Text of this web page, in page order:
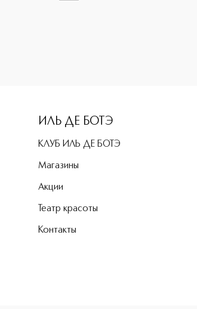
ИЛЬ ДЕ БОТЭ
КЛУБ ИЛЬ ДЕ БОТЭ
Магазины
Акции
Театр красоты
Контакты